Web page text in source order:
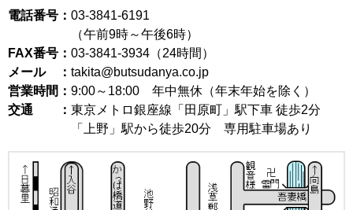
電話番号： 03-3841-6191
（午前9時～午後6時）
FAX番号： 03-3841-3934（24時間）
メール ： takita@butsudanya.co.jp
営業時間： 9:00～18:00 年中無休（年末年始を除く）
交通 ： 東京メトロ銀座線「田原町」駅下車 徒歩2分
「上野」駅から徒歩20分 専用駐車場あり